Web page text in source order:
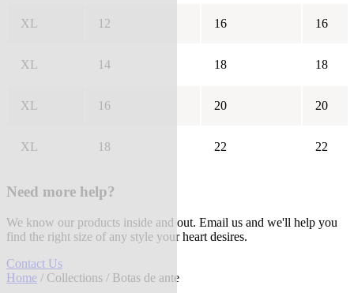
XL 12 16 16
XL 14 18 18
XL 16 20 20
XL 18 22 22
Need more help?
We know our products inside and out. Email us and we'll help you
find the right size of any style your heart desires.
Contact Us
Home / Collections / Botas de ante